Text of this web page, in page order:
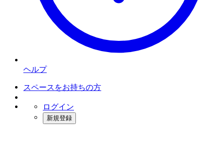
ヘルプ
スペースをお持ちの方
ログイン
新規登録